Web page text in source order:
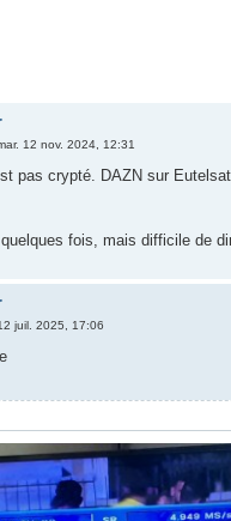
12 nov. 2024, 12:31
pas crypté. DAZN sur
fois, mais difficile de
juil. 2025, 17:06